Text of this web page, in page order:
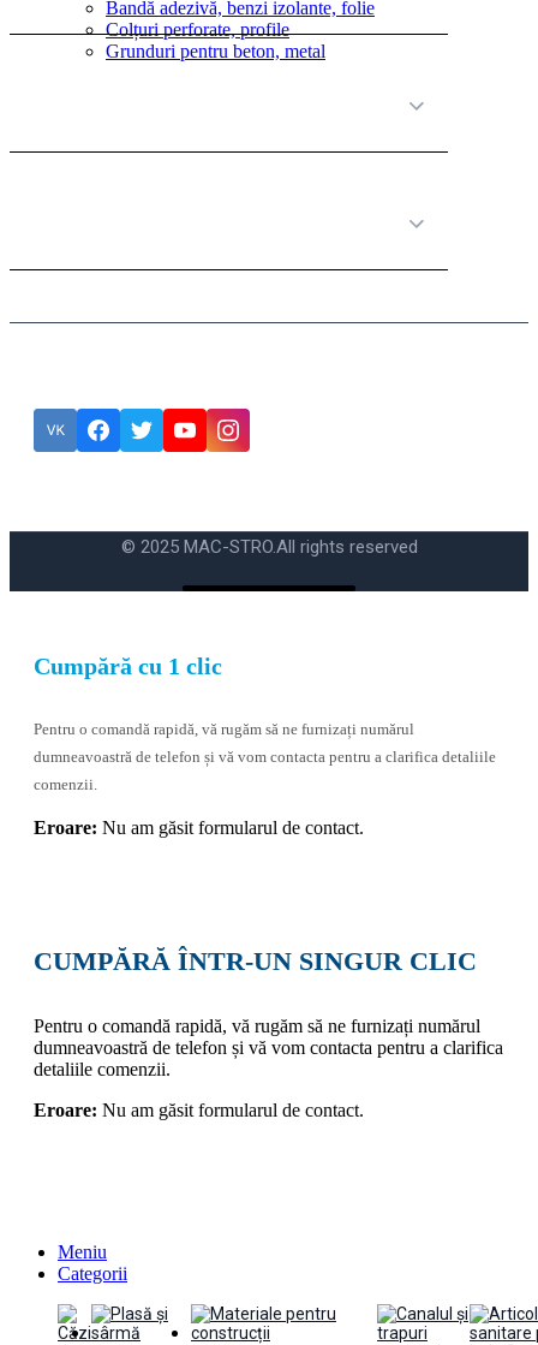
Bandă adezivă, benzi izolante, folie
Colțuri perforate, profile
Grunduri pentru beton, metal
© 2025 MAC-STRO.All rights reserved
Cumpără cu 1 clic
Pentru o comandă rapidă, vă rugăm să ne furnizați numărul
dumneavoastră de telefon și vă vom contacta pentru a clarifica detaliile
comenzii.
Eroare: Nu am găsit formularul de contact.
CUMPĂRĂ ÎNTR-UN SINGUR CLIC
Pentru o comandă rapidă, vă rugăm să ne furnizați numărul
dumneavoastră de telefon și vă vom contacta pentru a clarifica
detaliile comenzii.
Eroare: Nu am găsit formularul de contact.
Meniu
Categorii